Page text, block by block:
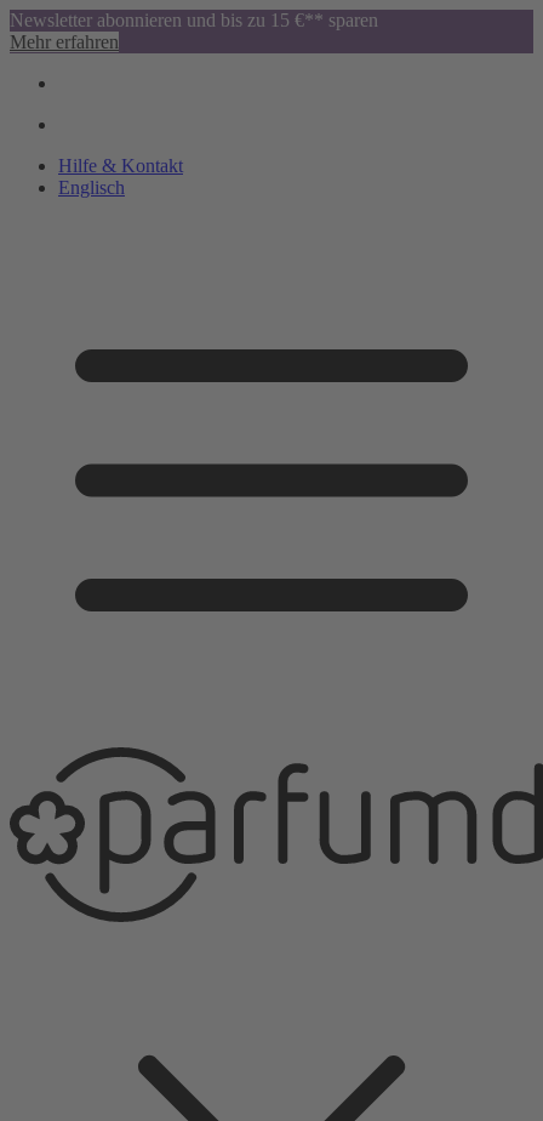
Newsletter abonnieren und bis zu 15 €** sparen
Mehr erfahren
Hilfe & Kontakt
Englisch